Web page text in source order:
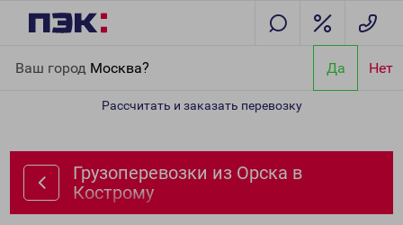
Ваш город Москва? Да Нет
Рассчитать и заказать перевозку
Грузоперевозки из Орска в
Кострому